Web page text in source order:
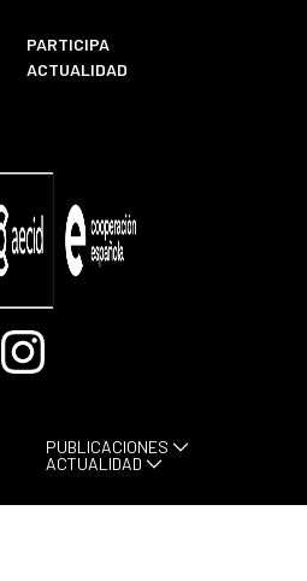
PARTICIPA
ACTUALIDAD
Instagram
PUBLICACIONES
ACTUALIDAD